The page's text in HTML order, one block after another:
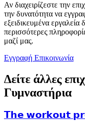
Αν διαχειρίζεστε την
την δυνατότητα να
εξειδικευμένα εργαλεία
περισσότερες
μαζί μας.
Εγγραφή Επικοινωνία
Δείτε άλλες
Γυμναστήρια
𝗧𝗵𝗲 𝘄𝗼𝗿𝗸𝗼𝘂𝘁